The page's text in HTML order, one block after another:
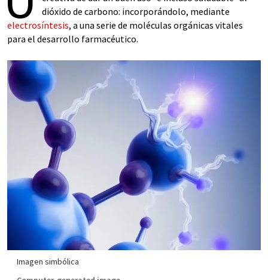
dióxido de carbono: incorporándolo, mediante
electrosíntesis, a una serie de moléculas orgánicas vitales
para el desarrollo farmacéutico.
Imagen simbólica